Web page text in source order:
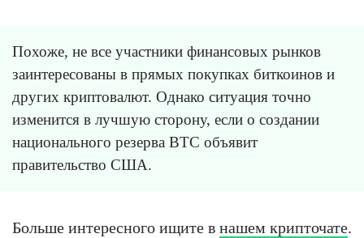
Похоже, не все участники финансовых рынков
заинтересованы в прямых покупках биткоинов и
других криптовалют. Однако ситуация точно
изменится в лучшую сторону, если о создании
национального резерва BTC объявит
правительство США.
Больше интересного ищите в нашем крипточате.